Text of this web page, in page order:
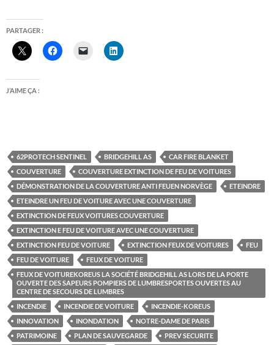
PARTAGER :
J’AIME ÇA :
62PROTECH SENTINEL BRIDGEHILL AS
CAR FIRE BLANKET
COUVERTURE
COUVERTURE EXTINCTION DE FEU DE VOITURES
DÉMONSTRATION DE LA COUVERTURE ANTI FEUEN NORVÈGE
ETEINDRE
ETEINDRE UN FEU DE VOITURE AVEC UNE COUVERTURE
EXTINCTION DE FEUX VOITURES COUVERTURE
EXTINCTION E FEU DE VOITURE AVEC UNE COUVERTURE
EXTINCTION FEU DE VOITURE
EXTINCTION FEUX DE VOITURES
FEU
FEU DE VOITURE
FEUX DE VOITURE
FEUX DE VOITUREKOREUS LA SOCIÉTÉ BRIDGEHILL AS LORS DE LA PORTE
OUVERTE DES SAPEURS POMPIERS DE LUMBRESPORTES OUVERTES AU
CENTRE DE SECOURS DE LUMBRES
INCENDIE
INCENDIE DE VOITURE
INCENDIE-KOREUS
INNOVATION
INONDATION
NOTRE-DAME DE PARIS
PATRIMOINE
PLAN DE SAUVEGARDE
PREV SECURITE